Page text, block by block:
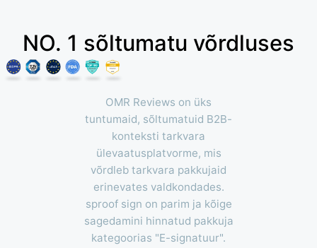
NO. 1 sõltumatu võrdluses
OMR Reviews on üks
tuntumaid, sõltumatuid B2B-
konteksti tarkvara
ülevaatusplatvorme, mis
võrdleb tarkvara pakkujaid
erinevates valdkondades.
sproof sign on parim ja kõige
sagedamini hinnatud pakkuja
kategoorias "E-signatuur".